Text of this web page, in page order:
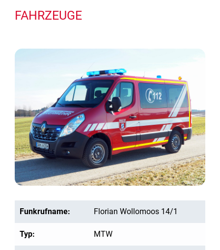
FAHRZEUGE
Funkrufname: Florian Wollomoos 14/1
Typ: MTW